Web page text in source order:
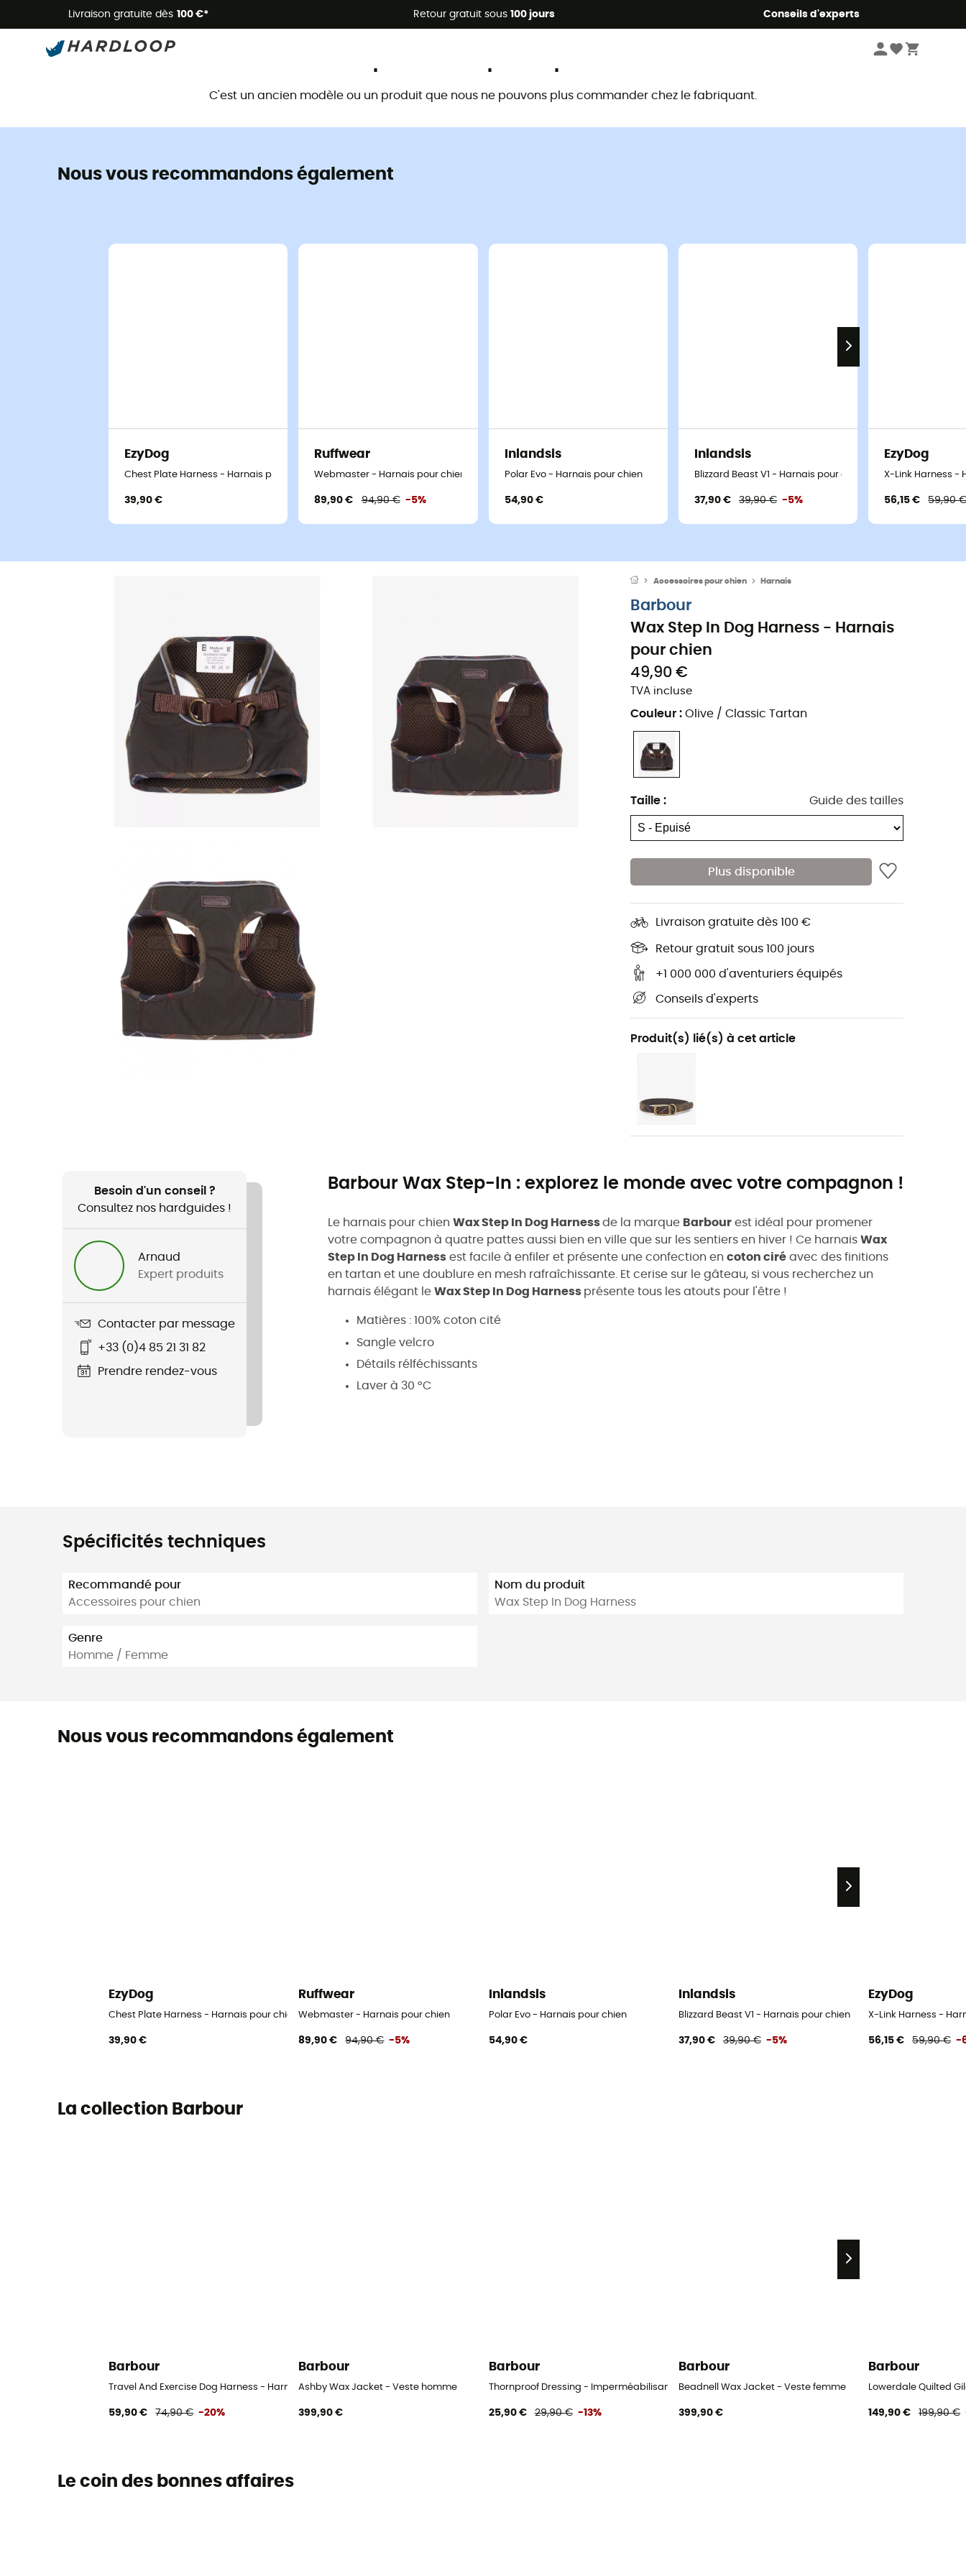
Livraison gratuite dès 100 €* Retour gratuit sous 100 jours Conseils d'experts
Promos d'été 🔥 -5 % EXTRA dès 2 produits* code Summer5
C'est un ancien modèle ou un produit que nous ne pouvons plus commander chez le fabriquant.
Nous vous recommandons également
EzyDog
Chest Plate Harness - Harnais pour chien
39,90 €
Ruffwear
Webmaster - Harnais pour chien
89,90 € 94,90 € -5%
Inlandsis
Polar Evo - Harnais pour chien
54,90 €
Inlandsis
Blizzard Beast V1 - Harnais pour chien
37,90 € 39,90 € -5%
EzyDog
X-Link Harness -
56,15 € 59,90
Accessoires pour chien Harnais
Barbour
Wax Step In Dog Harness - Harnais
pour chien
49,90 €
TVA incluse
Couleur : Olive / Classic Tartan
Taille : Guide des tailles
Plus disponible
Livraison gratuite dès 100 €
Retour gratuit sous 100 jours
+1 000 000 d'aventuriers équipés
Conseils d'experts
Produit(s) lié(s) à cet article
Besoin d'un conseil ?
Consultez nos hardguides !
Arnaud
Expert produits
Contacter par message
+33 (0)4 85 21 31 82
Prendre rendez-vous
Barbour Wax Step-In : explorez le monde avec votre compagnon !
Le harnais pour chien Wax Step In Dog Harnessde la marque Barbour est idéal pour promener
votre compagnon à quatre pattes aussi bien en ville que sur les sentiers en hiver ! Ce harnais Wax
Step In Dog Harness est facile à enfiler et présente une confection en coton ciré avec des finitions
en tartan et une doublure en mesh rafraîchissante. Et cerise sur le gâteau, si vous recherchez un
harnais élégant le Wax Step In Dog Harness présente tous les atouts pour l'être !
Matières : 100% coton cité
Sangle velcro
Détails rélféchissants
Laver à 30 °C
Spécificités techniques
Recommandé pour
Accessoires pour chien
Genre
Homme / Femme
Nom du produit
Wax Step In Dog Harness
Nous vous recommandons également
EzyDog
Chest Plate Harness - Harnais pour chien
39,90 €
Ruffwear
Webmaster - Harnais pour chien
89,90 € 94,90 € -5%
Inlandsis
Polar Evo - Harnais pour chien
54,90 €
Inlandsis
Blizzard Beast V1 - Harnais pour chien
37,90 € 39,90 € -5%
EzyDog
X-Link Harness -
56,15 € 59,90 € -
La collection Barbour
Barbour
Travel And Exercise Dog Harness - Harnais pour chien
59,90 € 74,90 € -20%
Barbour
Ashby Wax Jacket - Veste homme
399,90 €
Barbour
Thornproof Dressing - Imperméabilisant
25,90 € 29,90 € -13%
Barbour
Beadnell Wax Jacket - Veste femme
399,90 €
Barbour
Lowerdale Quilted
149,90 € 199,90 €
Le coin des bonnes affaires